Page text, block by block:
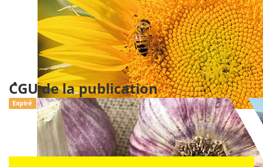
CGU de la publication
Expiré